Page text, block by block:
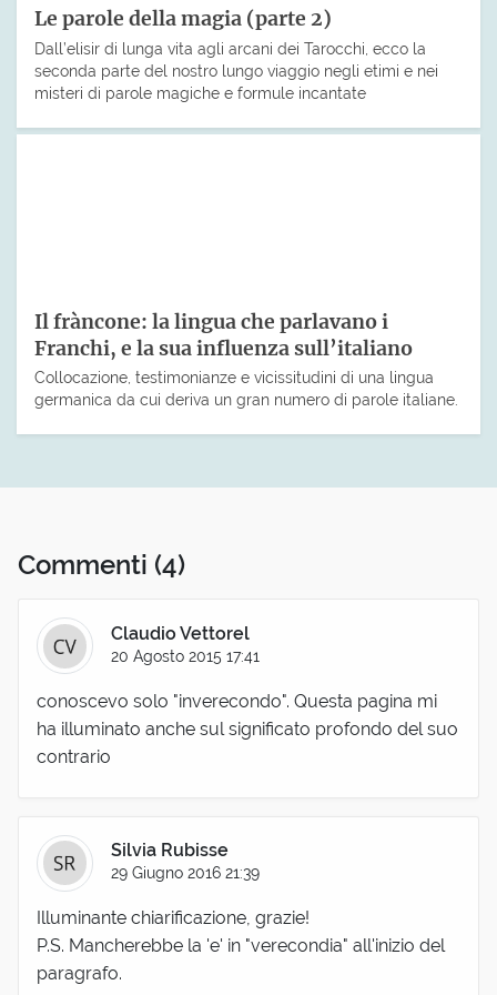
Le parole della magia (parte 2)
Dall’elisir di lunga vita agli arcani dei Tarocchi, ecco la
seconda parte del nostro lungo viaggio negli etimi e nei
misteri di parole magiche e formule incantate
Il fràncone: la lingua che parlavano i
Franchi, e la sua influenza sull’italiano
Collocazione, testimonianze e vicissitudini di una lingua
germanica da cui deriva un gran numero di parole italiane.
Commenti (4)
Claudio Vettorel
20 Agosto 2015 17:41
conoscevo solo "inverecondo". Questa pagina mi
ha illuminato anche sul significato profondo del suo
contrario
Silvia Rubisse
29 Giugno 2016 21:39
Illuminante chiarificazione, grazie!
P.S. Mancherebbe la 'e' in "verecondia" all'inizio del
paragrafo.